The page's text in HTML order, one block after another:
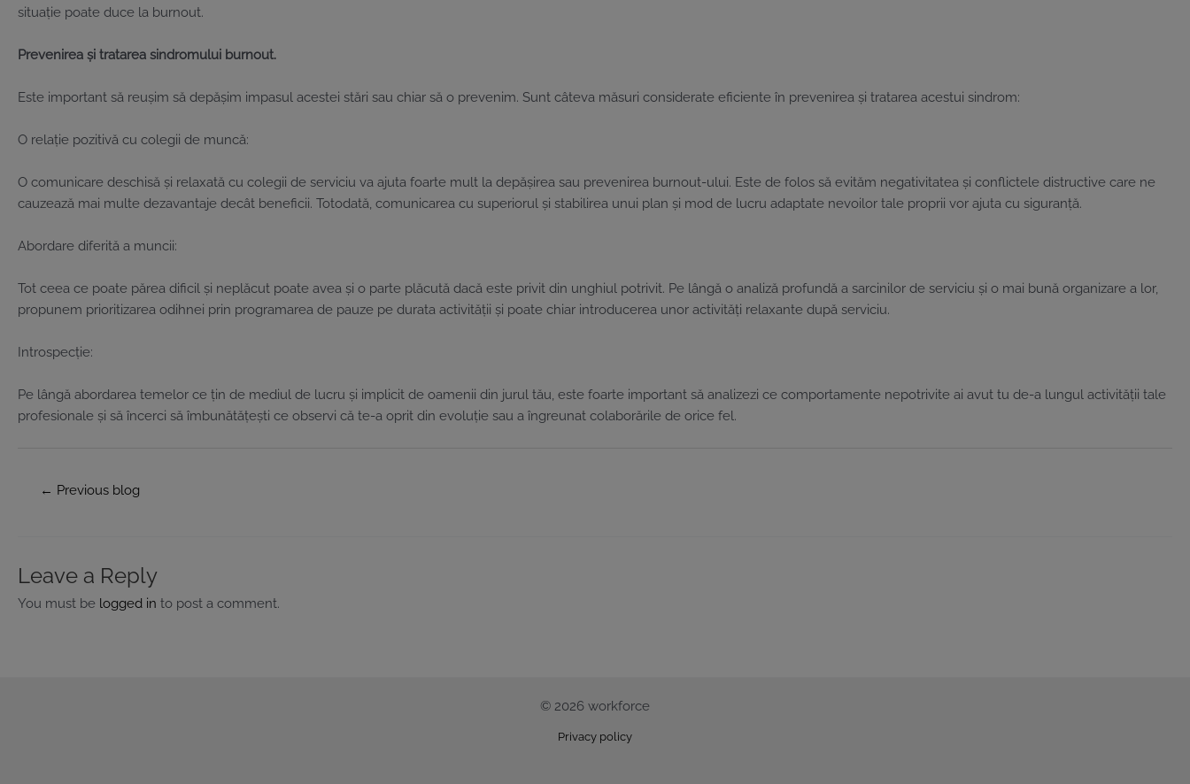
situație poate duce la burnout.
Prevenirea și tratarea sindromului burnout.
Este important să reușim să depășim impasul acestei stări sau chiar să o prevenim. Sunt câteva măsuri considerate eficiente în prevenirea și tratarea acestui sindrom:
O relație pozitivă cu colegii de muncă:
O comunicare deschisă și relaxată cu colegii de serviciu va ajuta foarte mult la depășirea sau prevenirea burnout-ului. Este de folos să evităm negativitatea și conflictele distructive care ne
cauzează mai multe dezavantaje decât beneficii. Totodată, comunicarea cu superiorul și stabilirea unui plan și mod de lucru adaptate nevoilor tale proprii vor ajuta cu siguranță.
Abordare diferită a muncii:
Tot ceea ce poate părea dificil și neplăcut poate avea și o parte plăcută dacă este privit din unghiul potrivit. Pe lângă o analiză profundă a sarcinilor de serviciu și o mai bună organizare a lor,
propunem prioritizarea odihnei prin programarea de pauze pe durata activității și poate chiar introducerea unor activități relaxante după serviciu.
Introspecție:
Pe lângă abordarea temelor ce țin de mediul de lucru și implicit de oamenii din jurul tău, este foarte important să analizezi ce comportamente nepotrivite ai avut tu de-a lungul activității tale
profesionale și să încerci să îmbunătățești ce observi că te-a oprit din evoluție sau a îngreunat colaborările de orice fel.
← Previous blog
Leave a Reply
You must be logged in to post a comment.
© 2026 workforce
Privacy policy